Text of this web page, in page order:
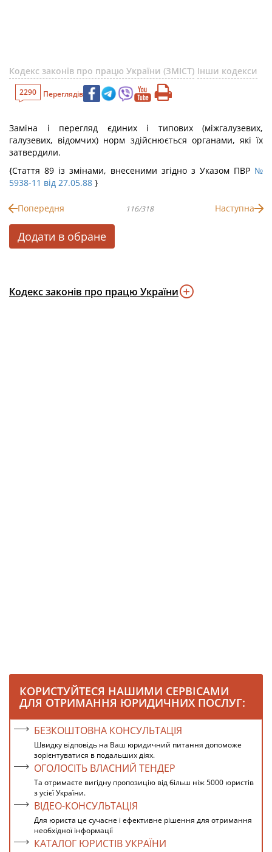
Кодекс законів про працю України (ЗМІСТ) Інши кодекси
2290 Переглядів
Заміна і перегляд єдиних і типових (міжгалузевих,
галузевих, відомчих) норм здійснюється органами, які їх
затвердили.
{Стаття 89 із змінами, внесеними згідно з Указом ПВР №
5938-11 від 27.05.88 }
Попередня 116/318 Наступна
Додати в обране
Кодекс законів про працю України
КОРИСТУЙТЕСЯ НАШИМИ СЕРВІСАМИ
ДЛЯ ОТРИМАННЯ ЮРИДИЧНИХ ПОСЛУГ:
БЕЗКОШТОВНА КОНСУЛЬТАЦІЯ
Швидку відповідь на Ваш юридичний питання допоможе
зорієнтуватися в подальших діях.
ОГОЛОСІТЬ ВЛАСНИЙ ТЕНДЕР
Та отримаєте вигідну пропозицію від більш ніж 5000 юристів
з усієї України.
ВІДЕО-КОНСУЛЬТАЦІЯ
Для юриста це сучасне і ефективне рішення для отримання
необхідної інформації
КАТАЛОГ ЮРИСТІВ УКРАЇНИ